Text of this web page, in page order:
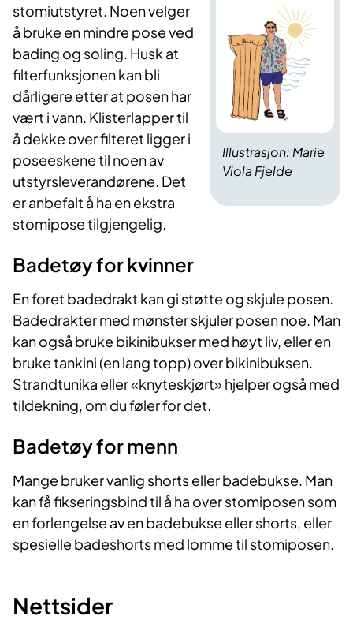
Illustrasjon: Marie
Viola Fjelde
stomiutstyret. Noen velger
å bruke en mindre pose ved
bading og soling. Husk at
filterfunksjonen kan bli
dårligere etter at posen har
vært i vann. Klisterlapper til
å dekke over filteret ligger i
poseeskene til noen av
utstyrsleverandørene. Det
er anbefalt å ha en ekstra
stomipose tilgjengelig.
Badetøy for kvinner
En foret badedrakt kan gi støtte og skjule posen.
Badedrakter med mønster skjuler posen noe. Man
kan også bruke bikinibukser med høyt liv, eller en
bruke tankini (en lang topp) over bikinibuksen.
Strandtunika eller «knyteskjørt» hjelper også med
tildekning, om du føler for det.
Badetøy for menn
Mange bruker vanlig shorts eller badebukse. Man
kan få fikseringsbind til å ha over stomiposen som
en forlengelse av en badebukse eller shorts, eller
spesielle badeshorts med lomme til stomiposen.
Nettsider